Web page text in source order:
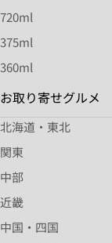
720ml
375ml
360ml
お取り寄せグルメ
北海道・東北
関東
中部
近畿
中国・四国